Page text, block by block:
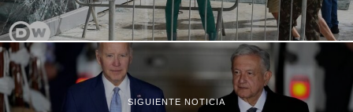
SIGUIENTE NOTICIA